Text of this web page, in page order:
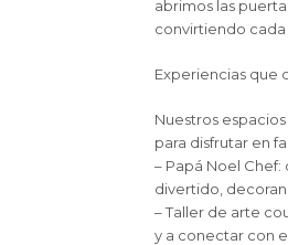
abrimos las
convirtiendo cada
Experiencias que
Nuestros
para disfrutar en
– Papá Noel
divertido,
– Taller de arte
y a conectar con